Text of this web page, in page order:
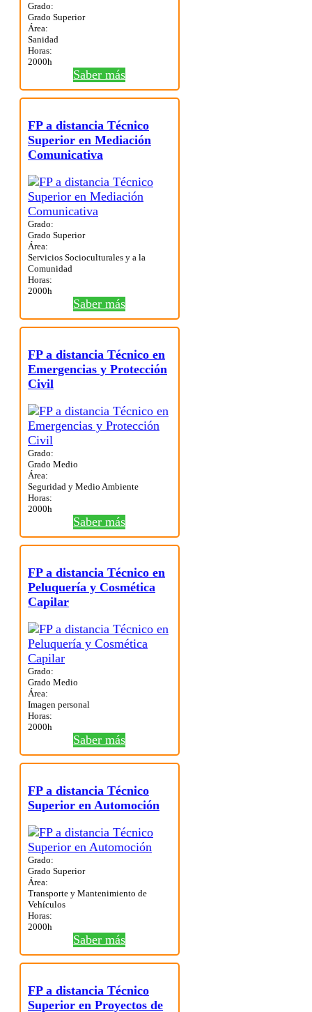
Grado:
Grado Superior
Área:
Sanidad
Horas:
2000h
Saber más
FP a distancia Técnico
Superior en Mediación
Comunicativa
Grado:
Grado Superior
Área:
Servicios Socioculturales y a la
Comunidad
Horas:
2000h
Saber más
FP a distancia Técnico en
Emergencias y Protección
Civil
Grado:
Grado Medio
Área:
Seguridad y Medio Ambiente
Horas:
2000h
Saber más
FP a distancia Técnico en
Peluquería y Cosmética
Capilar
Grado:
Grado Medio
Área:
Imagen personal
Horas:
2000h
Saber más
FP a distancia Técnico
Superior en Automoción
Grado:
Grado Superior
Área:
Transporte y Mantenimiento de
Vehículos
Horas:
2000h
Saber más
FP a distancia Técnico
Superior en Proyectos de